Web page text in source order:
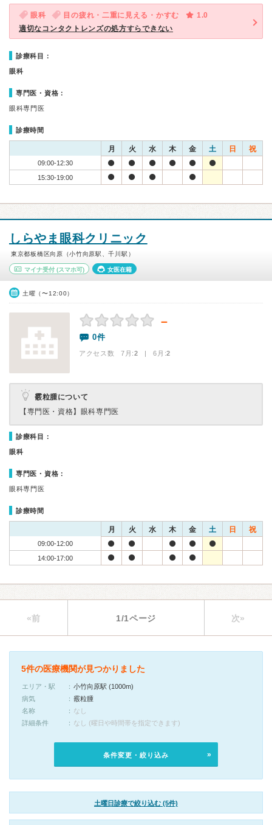
眼科 目の疲れ・二重に見える・かすむ
1.0
適切なコンタクトレンズの処方すらできない
診療科目：
眼科
専門医・資格：
眼科専門医
診療時間
月 火 水 木 金 土 日 祝
09:00-12:30
15:30-19:00
しらやま眼科クリニック
東京都板橋区向原（小竹向原駅、千川駅）
マイナ受付 (スマホ可) 女医在籍
土曜（〜12:00）
－
0件
アクセス数 7月:2 | 6月:2
霰粒腫について
【専門医・資格】 眼科専門医
診療科目：
眼科
専門医・資格：
眼科専門医
診療時間
月 火 水 木 金 土 日 祝
09:00-12:00
14:00-17:00
«前 1/1ページ 次»
5件の医療機関が見つかりました
エリア・駅
小竹向原駅 (1000m)
病気
霰粒腫
名称
なし
詳細条件
なし (曜日や時間帯を指定できます)
条件変更・絞り込み
土曜日診療で絞り込む (5件)